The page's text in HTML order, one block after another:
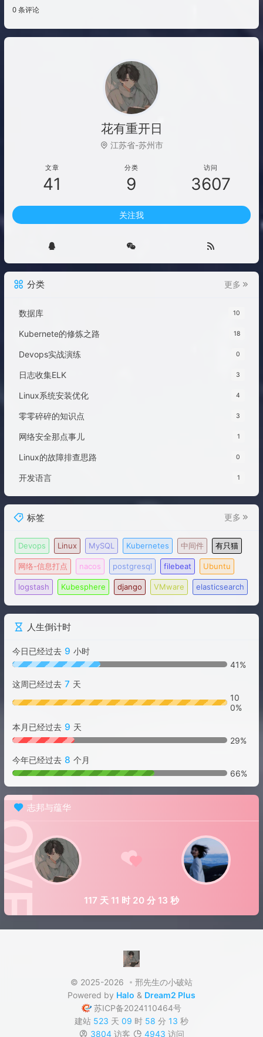
花有重开日
江苏省-苏州市
文章
41
分类
9
访问
3607
关注我
分类 更多
数据库 10
Kubernete的修炼之路 18
Devops实战演练 0
日志收集ELK 3
Linux系统安装优化 4
零零碎碎的知识点 3
网络安全那点事儿 1
Linux的故障排查思路 0
开发语言 1
标签 更多
Devops Linux MySQL Kubernetes 中间件 有只猫
网络-信息打点 nacos postgresql filebeat Ubuntu
logstash Kubesphere django VMware elasticsearch
人生倒计时
今日已经过去 9 小时
41%
这周已经过去 7 天
10
0%
本月已经过去 9 天
29%
今年已经过去 8 个月
66%
志邦与蕴华
117 天 11 时 20 分 14 秒
© 2025-2026
邢先生の小破站
Powered by Halo & Dream2 Plus
苏ICP备2024110464号
建站 523 天 09 时 58 分 14 秒
3804 访客 4943 访问